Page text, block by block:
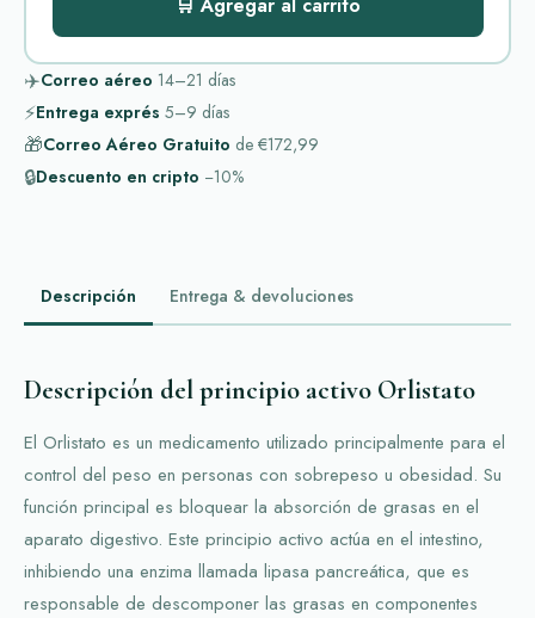
✈️Correo aéreo 14–21 días
⚡Entrega exprés 5–9 días
🎁Correo Aéreo Gratuito de €172,99
🔒Descuento en cripto −10%
Descripción Entrega & devoluciones
Descripción del principio activo Orlistato
El Orlistato es un medicamento utilizado principalmente para el
control del peso en personas con sobrepeso u obesidad. Su
función principal es bloquear la absorción de grasas en el
aparato digestivo. Este principio activo actúa en el intestino,
inhibiendo una enzima llamada lipasa pancreática, que es
responsable de descomponer las grasas en componentes